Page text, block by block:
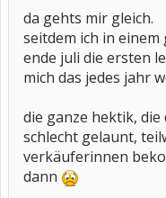
da gehts mir gleich.
seitdem ich in
ende juli die ersten
mich das jedes jahr
die ganze hektik,
schlecht gelaunt,
verkäuferinnen
dann